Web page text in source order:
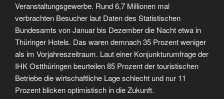
Veranstaltungsgewerbe. Rund 6,7 Millionen mal
verbrachten Besucher laut Daten des Statistischen
Bundesamts von Januar bis Dezember die Nacht etwa in
Thüringer Hotels. Das waren demnach 35 Prozent weniger
als im Vorjahreszeitraum. Laut einer Konjunkturumfrage der
IHK Ostthüringen beurteilen 85 Prozent der touristischen
Betriebe die wirtschaftliche Lage schlecht und nur 11
Prozent blicken optimistisch in die Zukunft.